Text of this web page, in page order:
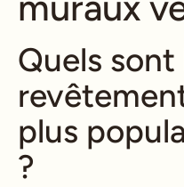
Quels sont
plus
?